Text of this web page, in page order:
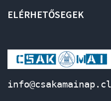
ELÉRHETŐSEGEK